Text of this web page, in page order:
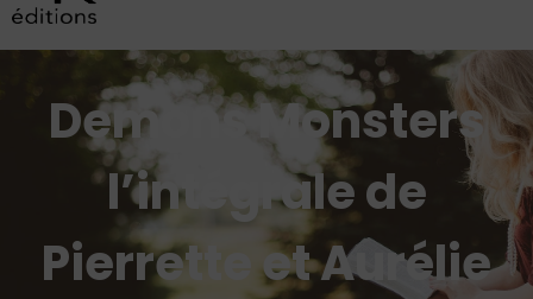
Demons Monsters
l’intégrale de
Pierrette et Aurélie